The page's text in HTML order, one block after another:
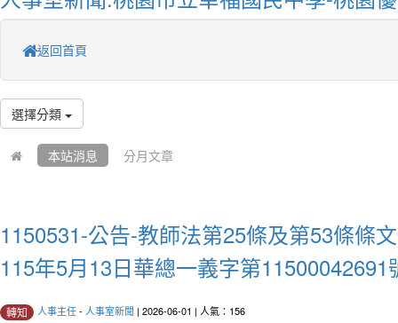
返回首頁
選擇分類
本站消息 分月文章
1150531-公告-教師法第25條及第53條條
115年5月13日華總一義字第
轉知 人事主任- 人事室新聞 | 2026-06-01 | 人氣：156